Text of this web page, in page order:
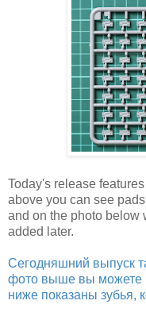
Today's release
above you can see
and on the photo below
added later.
Сегодняшний выпуск
фото выше вы можете
ниже показаны зубья,